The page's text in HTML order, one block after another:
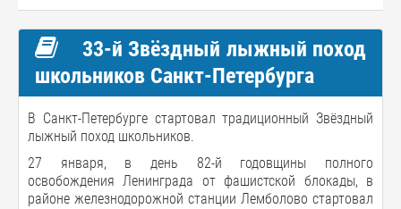
33-й Звёздный лыжный поход
школьников Санкт-Петербурга
В Санкт-Петербурге стартовал традиционный Звёздный
лыжный поход школьников.
27 января, в день 82-й годовщины полного
освобождения Ленинграда от фашистской блокады, в
районе железнодорожной станции Лемболово стартовал